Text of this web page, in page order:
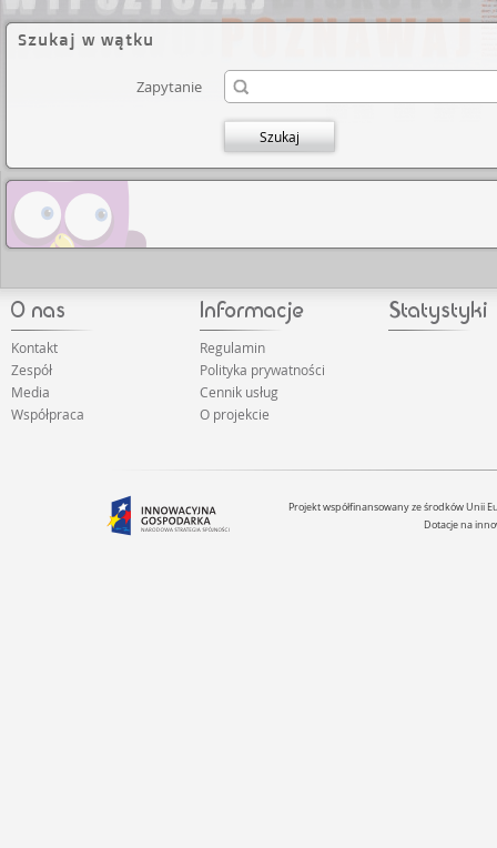
Szukaj w wątku
Zapytanie
Szukaj
Kontakt
Zespół
Media
Współpraca
Regulamin
Polityka prywatności
Cennik usług
O projekcie
Projekt współfinansowany ze środków Unii
Dotacje na